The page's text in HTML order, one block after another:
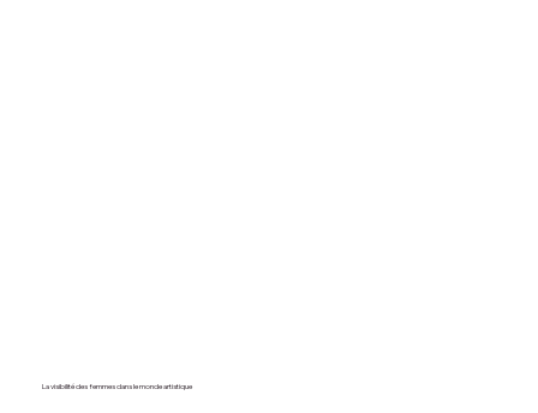
La visibilité des femmes dans le monde artistique